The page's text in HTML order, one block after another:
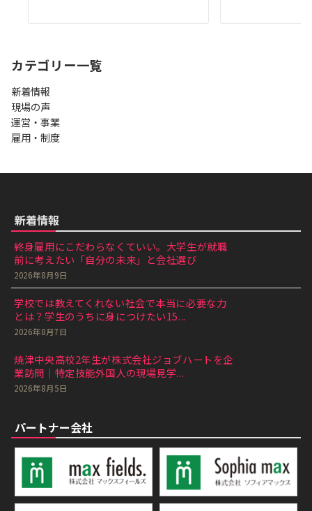
カテゴリー一覧
新着情報
現場の声
運営・事業
雇用・制度
新着情報
終身雇用にこだわらなくていい。大学生が就職
前に考えたい「自分の未来」と会社選び
2026年8月9日
学校では教えてくれない社会で本当に必要な力
とは？学生のうちに身につけたい15...
2026年8月7日
焼津中央高校2年生が株式会社ジョブハートを企
業訪問｜特定技能外国人の現場見学...
2026年8月5日
パートナー会社